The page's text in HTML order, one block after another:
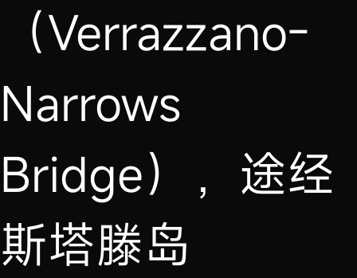
（Verrazzano-
Narrows
Bridge），途经
斯塔滕岛